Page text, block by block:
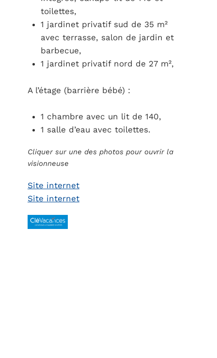
toilettes,
1 jardinet privatif sud de 35 m²
avec terrasse, salon de jardin et
barbecue,
1 jardinet privatif nord de 27 m²,
A l’étage (barrière bébé) :
1 chambre avec un lit de 140,
1 salle d’eau avec toilettes.
Cliquer sur une des photos pour ouvrir la
visionneuse
Site internet
Site internet